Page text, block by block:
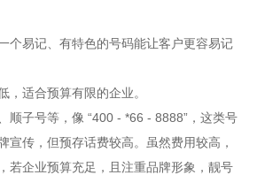
个易记、有特色的号码能让客户更容易记
，适合预算有限的企业。
顺子号等，像 “400 - *66 - 8888”，这类号
宣传，但预存话费较高。虽然费用较高，
若企业预算充足，且注重品牌形象，靓号